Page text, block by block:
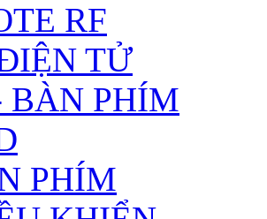
RF
TỬ
BÀN PHÍM
PHÍM